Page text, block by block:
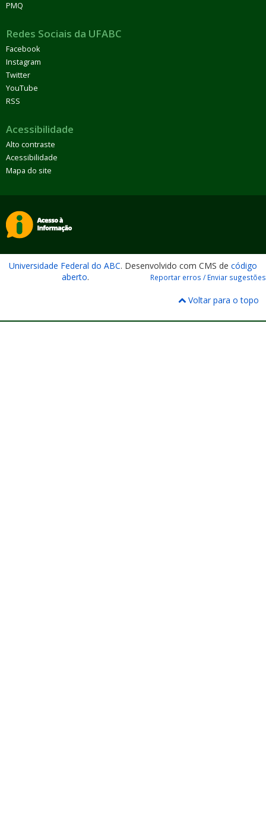
PMQ
Redes Sociais da UFABC
Facebook
Instagram
Twitter
YouTube
RSS
Acessibilidade
Alto contraste
Acessibilidade
Mapa do site
Universidade Federal do ABC. Desenvolvido com CMS de código
aberto. Reportar erros / Enviar sugestões
Voltar para o topo